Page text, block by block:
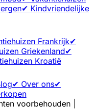
✔ Kindvriendelijke
Frankrijk✔
Griekenland✔
Kroatië
✔ Over ons✔
voorbehouden |